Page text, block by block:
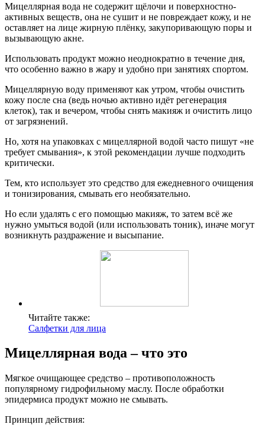
Мицеллярная вода не содержит щёлочи и поверхностно-
активных веществ, она не сушит и не повреждает кожу, и не
оставляет на лице жирную плёнку, закупоривающую поры и
вызывающую акне.
Использовать продукт можно неоднократно в течение дня,
что особенно важно в жару и удобно при занятиях спортом.
Мицеллярную воду применяют как утром, чтобы очистить
кожу после сна (ведь ночью активно идёт регенерация
клеток), так и вечером, чтобы снять макияж и очистить лицо
от загрязнений.
Но, хотя на упаковках с мицеллярной водой часто пишут «не
требует смывания», к этой рекомендации лучше подходить
критически.
Тем, кто использует это средство для ежедневного очищения
и тонизирования, смывать его необязательно.
Но если удалять с его помощью макияж, то затем всё же
нужно умыться водой (или использовать тоник), иначе могут
возникнуть раздражение и высыпание.
Читайте также:
Салфетки для лица
Мицеллярная вода – что это
Мягкое очищающее средство – противоположность
популярному гидрофильному маслу. После обработки
эпидермиса продукт можно не смывать.
Принцип действия: